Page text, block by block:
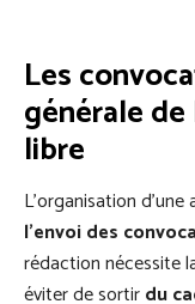
Les
générale
libre
L’organisation
l’envoi des
rédaction nécessite
éviter de sortirdu